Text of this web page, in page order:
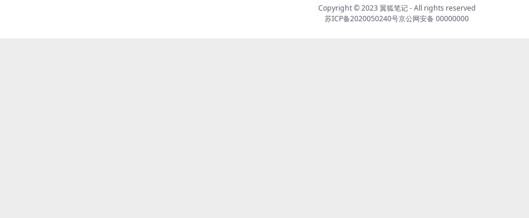
Copyright © 2023翼狐笔记- All rights reserved
苏ICP备2020050240号京公网安备 00000000